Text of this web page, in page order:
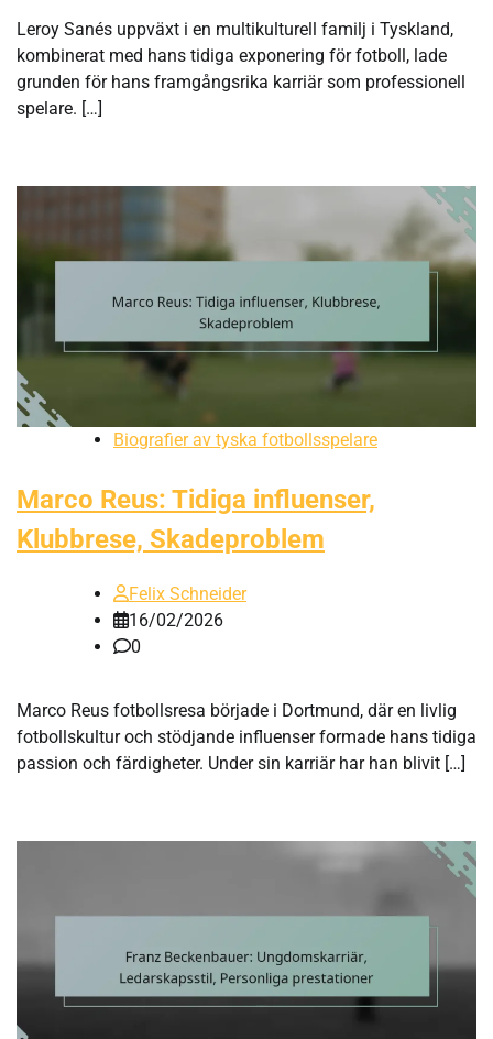
Leroy Sanés uppväxt i en multikulturell familj i Tyskland,
kombinerat med hans tidiga exponering för fotboll, lade
grunden för hans framgångsrika karriär som professionell
spelare. […]
Biografier av tyska fotbollsspelare
Marco Reus: Tidiga influenser,
Klubbrese, Skadeproblem
Felix Schneider
16/02/2026
0
Marco Reus fotbollsresa började i Dortmund, där en livlig
fotbollskultur och stödjande influenser formade hans tidiga
passion och färdigheter. Under sin karriär har han blivit […]